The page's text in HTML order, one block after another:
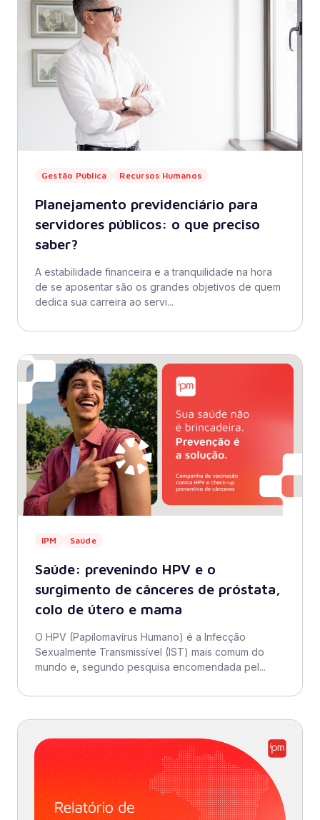
Gestão Pública Recursos Humanos
Planejamento previdenciário para
servidores públicos: o que preciso
saber?
A estabilidade financeira e a tranquilidade na hora
de se aposentar são os grandes objetivos de quem
dedica sua carreira ao servi...
IPM Saúde
Saúde: prevenindo HPV e o
surgimento de cânceres de próstata,
colo de útero e mama
O HPV (Papilomavírus Humano) é a Infecção
Sexualmente Transmissível (IST) mais comum do
mundo e, segundo pesquisa encomendada pel...